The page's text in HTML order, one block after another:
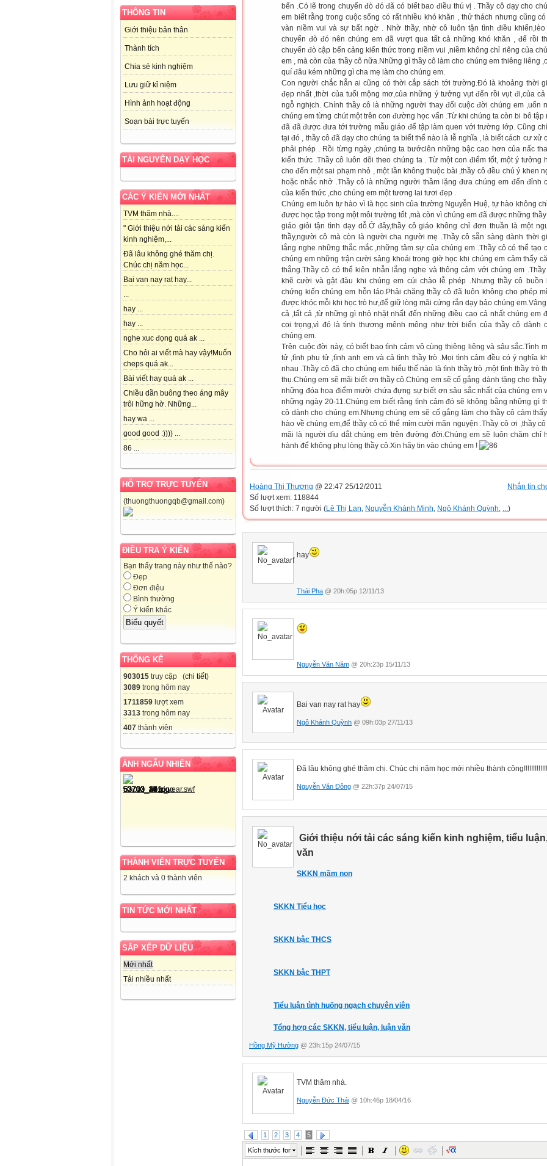
THÔNG TIN
Giới thiệu bản thân
Thành tích
Chia sẻ kinh nghiệm
Lưu giữ kỉ niệm
Hình ảnh hoạt động
Soạn bài trực tuyến
TÀI NGUYÊN DẠY HỌC
CÁC Ý KIẾN MỚI NHẤT
TVM thăm nhà....
" Giới thiệu nới tải các sáng kiến
kinh nghiệm,...
Đã lâu không ghé thăm chị.
Chúc chị năm học...
Bai van nay rat hay...
...
hay ...
hay ...
nghe xuc đọng quá ak ...
Cho hỏi ai viết mà hay vậy!Muốn
cheps quá ak...
Bài viết hay quá ak ...
Chiều dần buông theo áng mây
trôi hững hờ. Những...
hay wa ...
good good :)))) ...
86 ...
HỖ TRỢ TRỰC TUYẾN
(thuongthuongqb@gmail.com)
ĐIỀU TRA Ý KIẾN
Bạn thấy trang này như thế nào?
Đẹp
Đơn điệu
Bình thường
Ý kiến khác
THỐNG KÊ
903015 truy cập (chi tiết)
3089 trong hôm nay
1711859 lượt xem
3313 trong hôm nay
407 thành viên
ẢNH NGẪU NHIÊN
THÀNH VIÊN TRỰC TUYẾN
2 khách và 0 thành viên
TIN TỨC MỚI NHẤT
SẮP XẾP DỮ LIỆU
Mới nhất
Tải nhiều nhất
bến .Có lẽ trong chuyến đò đó đã có biết bao điều thú vị . Thầy cô dạy cho
em biết rằng trong cuộc sống có rất nhiều khó khăn , thử thách nhưng cũng
vàn niềm vui và sự bất ngờ . Nhờ thầy, nhờ cô luôn tận tình điều khiển,lèo
chuyến đò đó nên chúng em đã vượt qua tất cả những khó khăn , để rồi
chuyến đò cập bến cảng kiến thức trong niềm vui ,niềm không chỉ riêng của
em , mà còn của thầy cô nữa.Những gì thầy cô làm cho chúng em thiêng liêng
quí đâu kém những gì cha mẹ làm cho chúng em.
Con người chắc hẳn ai cũng có thời cắp sách tới trường.Đó là khoảng thời
đẹp nhất ,thời của tuổi mộng mơ,của những ý tưởng vụt đến rồi vụt đi,của
ngỗ nghịch. Chính thầy cô là những người thay đổi cuộc đời chúng em ,uốn
chúng em từng chút một trên con đường học vấn .Từ khi chúng ta còn bi bô tập
đã đã được đưa tới trường mẫu giáo để tập làm quen với trường lớp. Cũng
tại đó , thầy cô đã dạy cho chúng ta biết thế nào là lễ nghĩa , là biết cách cư xử
phải phép . Rồi từng ngày ,chúng ta bướclên những bậc cao hơn của nấc
kiến thức .Thầy cô luôn dõi theo chúng ta . Từ một con điểm tốt, một ý tưởng
cho đến một sai phạm nhỏ , một lần không thuộc bài ,thầy cô đều chú ý khen
hoặc nhắc nhở .Thầy cô là những người thầm lặng đưa chúng em đến đỉnh
của kiến thức ,cho chúng em một tương lai tươi đẹp .
Chúng em luôn tự hào vì là học sinh của trường Nguyễn Huệ, tự hào không
được học tập trong một môi trường tốt ,mà còn vì chúng em đã được những
giáo giỏi tận tình dạy dỗ.Ở đây,thầy cô giáo không chỉ đơn thuần là một
thầy,người cô mà còn là người cha người mẹ .Thầy cô sẵn sàng dành thời
lắng nghe những thắc mắc ,những tâm sự của chúng em .Thầy cô có thể tạo
chúng em những trận cười sảng khoái trong giờ học khi chúng em cảm thấy
thẳng.Thầy cô có thể kiên nhẫn lắng nghe và thông cảm với chúng em
khẽ cười và gật đàu khi chúng em cúi chào lễ phép .Nhưng thầy cô buồn
chứng kiến chúng em hỗn láo.Phải chăng thầy cô đã luôn không cho phép
được khóc mỗi khi học trò hư,để giữ lòng mãi cứng rắn dạy bảo chúng
cả ,tất cả ,từ những gì nhỏ nhặt nhất đến những điều cao cả nhất chúng em
coi trọng,vì đó là tình thương mênh mông như trời biển của thầy cô dành
chúng em.
Trên cuộc đời này, có biết bao tình cảm vô cùng thiêng liêng và sâu sắc.Tình
tử ,tình phụ tử ,tình anh em và cả tình thầy trò .Mọi tình cảm đều có ý nghĩa
nhau .Thầy cô đã cho chúng em hiểu thế nào là tình thầy trò ,một tình thầy trò
thụ.Chúng em sẽ mãi biết ơn thầy cô.Chúng em sẽ cố gắng dành tặng cho
những đóa hoa điểm mười chứa đựng sự biết ơn sâu sắc nhất của chúng em
những ngày 20-11.Chúng em biết rằng tình cảm đó sẽ không bằng những gì
cô dành cho chúng em.Nhưng chúng em sẽ cố gắng làm cho thầy cô cảm
hào về chúng em,để thầy cô có thể mỉm cười mãn nguyện .Thầy cô ơi ,thầy cô
mãi là người dìu dắt chúng em trên đường đời.Chúng em sẽ luôn chăm chỉ
hành để không phụ lòng thầy cô.Xin hãy tin vào chúng em !
Nhắn tin
Hoàng Thị Thương @ 22:47 25/12/2011
Số lượt xem: 118844
Số lượt thích: 7 người (Lê Thị Lan Nguyễn Khánh Minh Ngô Khánh Quỳnh )
hay
Thái Pha @ 20h:05p 12/11/13
Nguyễn Văn Năm @ 20h:23p 15/11/13
Bai van nay rat hay
Ngô Khánh Quỳnh @ 09h:03p 27/11/13
Đã lâu không ghé thăm chị. Chúc chị năm học mới nhiều thành
Nguyễn Văn Đông @ 22h:37p 24/07/15
Giới thiệu nới tải các sáng kiến kinh nghiệm, tiểu
văn
SKKN mầm non
SKKN Tiểu học
SKKN bậc THCS
SKKN bậc THPT
Tiểu luận tình huống ngạch chuyên viên
Tổng hợp các SKKN, tiểu luận, luận văn
Hồng Mỹ Hường @ 23h:15p 24/07/15
TVM thăm nhà.
Nguyễn Đức Thái @ 10h:46p 18/04/16
1 2 3 4 5
Kích thước font